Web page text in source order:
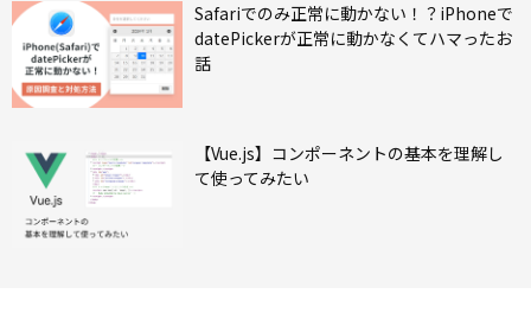
Safariでのみ正常に動かない！？iPhoneで
datePickerが正常に動かなくてハマったお
話
【Vue.js】コンポーネントの基本を理解し
て使ってみたい